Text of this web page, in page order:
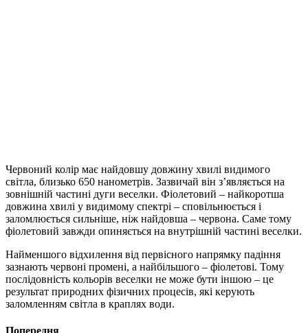
Червоний колір має найдовшу довжину хвилі видимого
світла, близько 650 нанометрів. Зазвичай він з’являється на
зовнішній частині дуги веселки. Фіолетовий – найкоротша
довжина хвилі у видимому спектрі – сповільнюється і
заломлюється сильніше, ніж найдовша – червона. Саме тому
фіолетовий завжди опиняється на внутрішній частині веселки.
Найменшого відхилення від первісного напрямку падіння
зазнають червоні промені, а найбільшого – фіолетові. Тому
послідовність кольорів веселки не може бути іншою – це
результат природних фізичних процесів, які керують
заломленням світла в краплях води.